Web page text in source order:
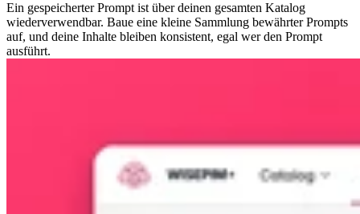
Ein gespeicherter Prompt ist über deinen gesamten Katalog
wiederverwendbar. Baue eine kleine Sammlung bewährter Prompts
auf, und deine Inhalte bleiben konsistent, egal wer den Prompt
ausführt.